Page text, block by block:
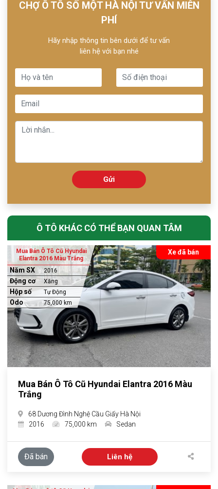
CHỢ Ô TÔ SỐ MỘT HÀ NỘI TƯ VẤN MIỄN
PHÍ
Hãy nhập thông tin bên dưới để tư vấn
liên hệ với bạn nhé
Gửi
Ô TÔ KHÁC CÓ THỂ BẠN QUAN TÂM
Xe đã bán
Mua Bán Ô Tô Cũ Hyundai
Elantra 2016 Màu Trắng
Năm SX 2016
Động cơ Xăng
Hộp số Tự Động
Odo 75,000 km
Mua Bán Ô Tô Cũ Hyundai Elantra 2016 Màu
Trắng
68 Dương Đình Nghệ Cầu Giấy Hà Nội
2016
75,000 km Sedan
Đã bán Liên hệ